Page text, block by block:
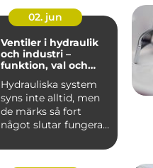
02. jun
Ventiler i hydraulik
och industri –
funktion, val och
Hydrauliska system
syns inte alltid, men
de märks så fort
något slutar fungera.